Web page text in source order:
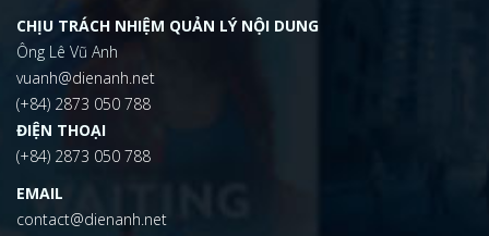
CHỊU TRÁCH NHIỆM QUẢN LÝ NỘI DUNG
Ông Lê Vũ Anh
vuanh@dienanh.net
(+84) 2873 050 788
ĐIỆN THOẠI
(+84) 2873 050 788
EMAIL
contact@dienanh.net